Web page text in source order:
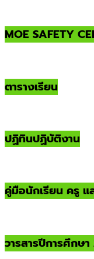
MOE SAFETY
ตารางเรียน
ปฏิทินปฏิบัติงาน
คู่มือนักเรียน ครู
วารสารปีการศึกษ